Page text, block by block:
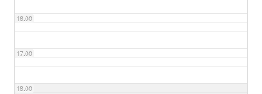
16:00
17:00
18:00